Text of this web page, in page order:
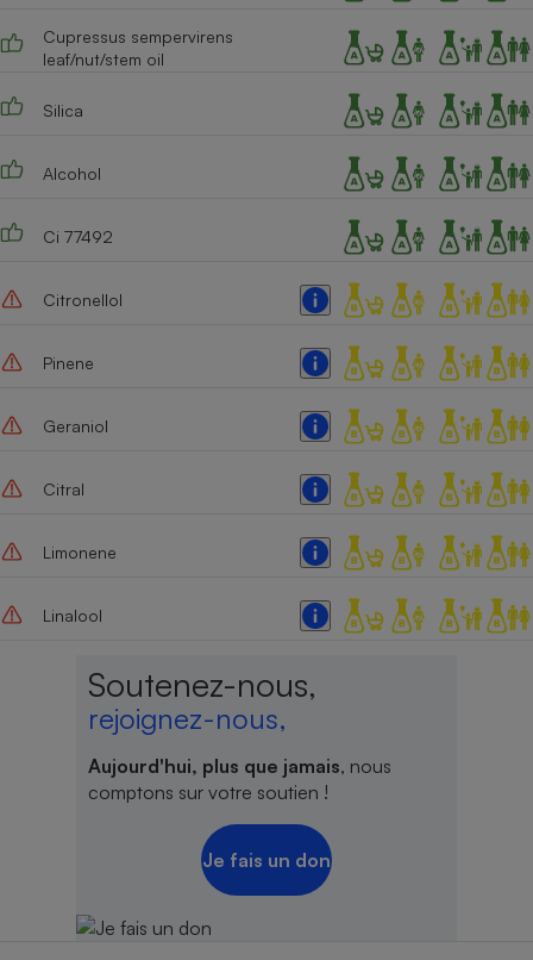
Cupressus sempervirens
leaf/nut/stem oil
Silica
Alcohol
Ci 77492
Citronellol
Pinene
Geraniol
Citral
Limonene
Linalool
Soutenez-nous,
rejoignez-nous,
Aujourd'hui, plus que jamais, nous
comptons sur votre soutien !
Je fais un don